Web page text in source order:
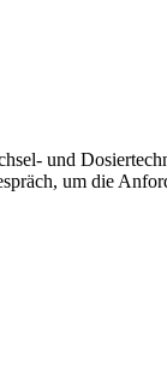
und
um die